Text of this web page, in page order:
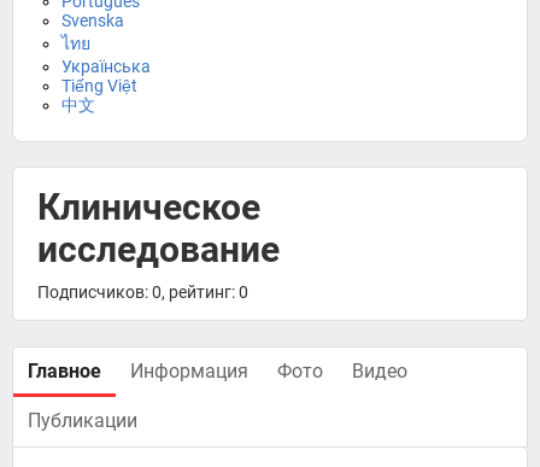
Svenska
ไทย
Українська
Tiếng Việt
中文
Клиническое
исследование
Подписчиков: 0, рейтинг: 0
Главное Информация Фото Видео
Публикации